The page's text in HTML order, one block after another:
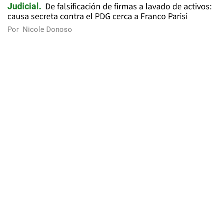
Judicial
De falsificación de firmas a lavado de activos:
causa secreta contra el PDG cerca a Franco Parisi
Por Nicole Donoso